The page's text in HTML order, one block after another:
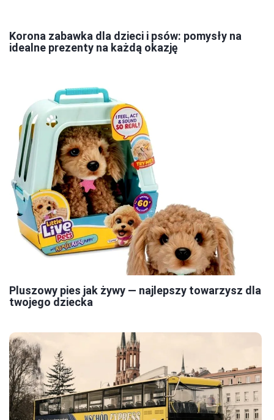
Korona zabawka dla dzieci i psów: pomysły na
idealne prezenty na każdą okazję
Pluszowy pies jak żywy — najlepszy towarzysz dla
twojego dziecka